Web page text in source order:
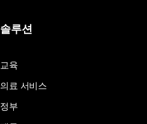
이 필요하십니까?
질문 제출
솔루션
교육
의료 서비스
정부